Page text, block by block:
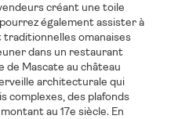
créant une toile
également assister à
omanaises
dans un restaurant
de Mascate au château
architecturale qui
complexes, des plafonds
au 17e siècle. En